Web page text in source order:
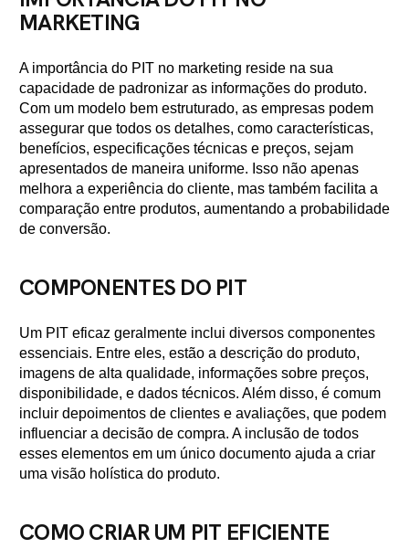
MARKETING
A importância do PIT no marketing reside na sua
capacidade de padronizar as informações do produto.
Com um modelo bem estruturado, as empresas podem
assegurar que todos os detalhes, como características,
benefícios, especificações técnicas e preços, sejam
apresentados de maneira uniforme. Isso não apenas
melhora a experiência do cliente, mas também facilita a
comparação entre produtos, aumentando a probabilidade
de conversão.
COMPONENTES DO PIT
Um PIT eficaz geralmente inclui diversos componentes
essenciais. Entre eles, estão a descrição do produto,
imagens de alta qualidade, informações sobre preços,
disponibilidade, e dados técnicos. Além disso, é comum
incluir depoimentos de clientes e avaliações, que podem
influenciar a decisão de compra. A inclusão de todos
esses elementos em um único documento ajuda a criar
uma visão holística do produto.
COMO CRIAR UM PIT EFICIENTE